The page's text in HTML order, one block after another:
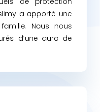
a apporté une
Nous nous
d’une aura de